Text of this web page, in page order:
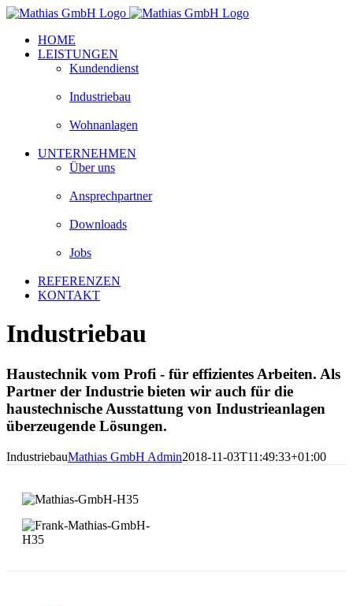
Zum
springenHOME
LEISTUNGEN
Kundendienst
Industriebau
Wohnanlagen
UNTERNEHMEN
Über uns
Ansprechpartner
Downloads
Jobs
REFERENZEN
KONTAKT
Industriebau
Haustechnik vom Profi - für effizientes Arbeiten. Als
Partner der Industrie bieten wir auch für die
haustechnische Ausstattung von Industrieanlagen
überzeugende Lösungen.
IndustriebauMathias GmbH Admin2018-11-03T11:49:33+01:00